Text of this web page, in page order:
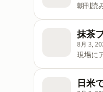
朝刊読
抹茶
8月 3,
現場に
日米